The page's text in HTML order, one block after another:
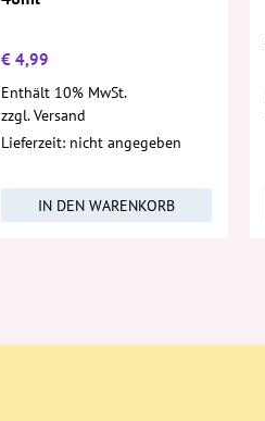
€ 4,99
Enthält 10% MwSt.
zzgl.Versand
Lieferzeit: nicht angegeben
IN DEN WARENKORB